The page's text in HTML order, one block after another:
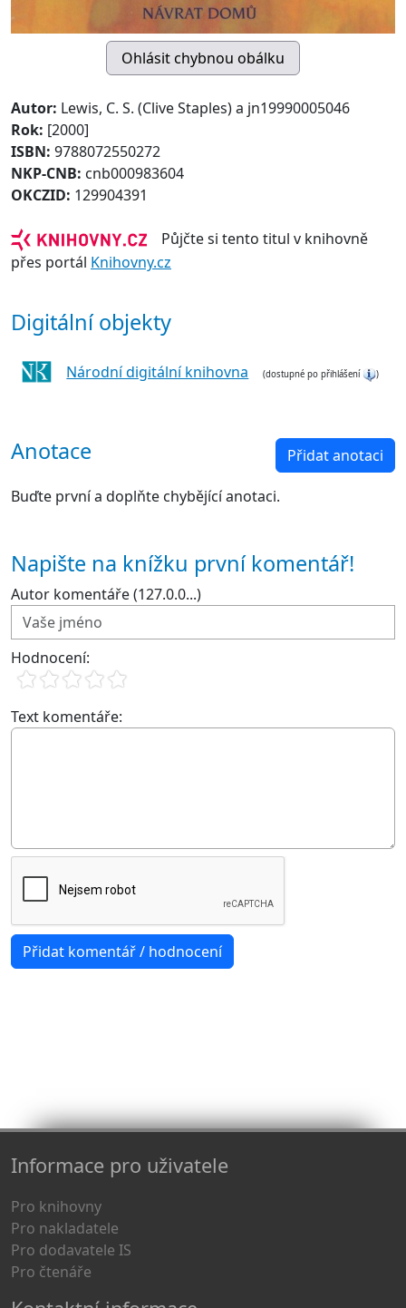
Autor: Lewis, C. S. (Clive Staples) a jn19990005046
Rok: [2000]
ISBN: 9788072550272
NKP-CNB: cnb000983604
OKCZID: 129904391
Půjčte si tento titul v knihovně
přes portál Knihovny.cz
Digitální objekty
Národní digitální knihovna (dostupné po přihlášení )
Anotace Přidat anotaci
Buďte první a doplňte chybějící anotaci.
Napište na knížku první komentář!
Autor komentáře (127.0.0...)
Hodnocení:
Text komentáře:
Informace pro uživatele
Pro knihovny
Pro nakladatele
Pro dodavatele IS
Pro čtenáře